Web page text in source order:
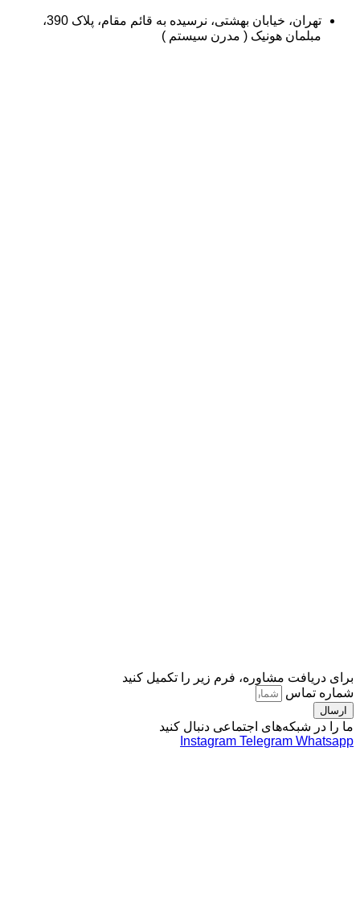
تهران، خیابان بهشتی، نرسیده به قائم مقام، پلاک 390،
هونیک ( مدرن سیستم )
مشاوره، فرم زیر را تکمیل کنید
شبکه‌های اجتماعی دنبال کنید
Instagram Telegram